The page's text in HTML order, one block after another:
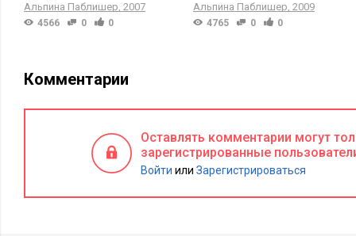
Альпина Паблишер 2007
4566 0 0
Альпина Паблишер 2009
4765 0 0
Комментарии
Оставлять комментарии могут
зарегистрированные
Войти или Зарегистрироваться